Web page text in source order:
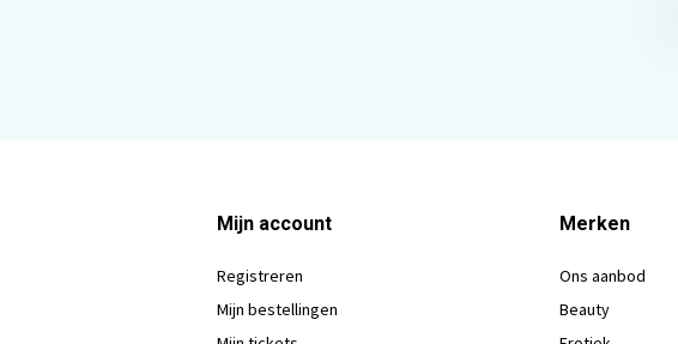
Mijn account
Registreren
Mijn bestellingen
Merken
Ons aanbod
Beauty